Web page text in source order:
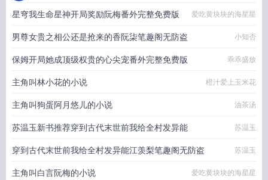
星穹我生命星神开局奖励阮梅番外完整免费版 爱吃黄块块的海星星
男尊女贵之相公还是抢来的香阮柒笔趣阁无防盗 小知否
保姆开局她成顶级权贵的心尖宠番外完整免费版 乖乖盛放
主角叫林小花的小说 橙汁爱上玉米花
主角叫狗蛋阿月悠儿的小说 油茶汤
苏温玉新书推荐穿到古代末世前我给全村发异能 苏温玉
穿到古代末世前我给全村发异能江羡梨笔趣阁无防盗 苏温玉
主角叫白言阮梅的小说 爱吃黄块块的海星星